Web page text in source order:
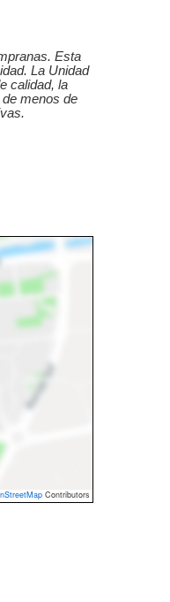
Esta
La Unidad
calidad, la
menos de
Contributors